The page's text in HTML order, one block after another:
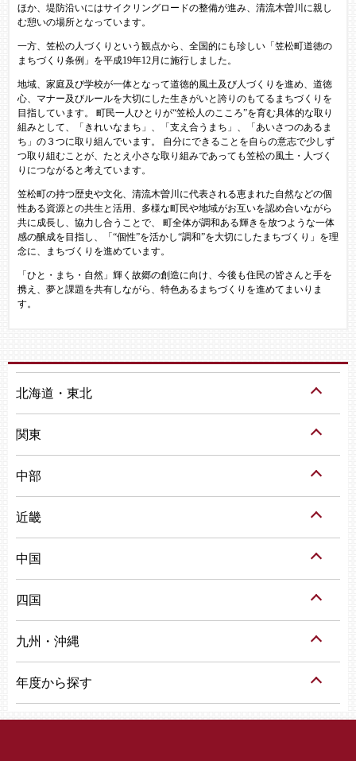
ほか、堤防沿いにはサイクリングロードの整備が進み、清流木曽川に親し
む憩いの場所となっています。
一方、笠松の人づくりという観点から、全国的にも珍しい「笠松町道徳の
まちづくり条例」を平成19年12月に施行しました。
地域、家庭及び学校が一体となって道徳的風土及び人づくりを進め、道徳
心、マナー及びルールを大切にした生きがいと誇りのもてるまちづくりを
目指しています。 町民一人ひとりが“笠松人のこころ”を育む具体的な取り
組みとして、「きれいなまち」、「支え合うまち」、「あいさつのあるま
ち」の３つに取り組んでいます。 自分にできることを自らの意志で少しず
つ取り組むことが、たとえ小さな取り組みであっても笠松の風土・人づく
りにつながると考えています。
笠松町の持つ歴史や文化、清流木曽川に代表される恵まれた自然などの個
性ある資源との共生と活用、多様な町民や地域がお互いを認め合いながら
共に成長し、協力し合うことで、 町全体が調和ある輝きを放つような一体
感の醸成を目指し、「“個性”を活かし“調和”を大切にしたまちづくり」を理
念に、まちづくりを進めています。
「ひと・まち・自然」輝く故郷の創造に向け、今後も住民の皆さんと手を
携え、夢と課題を共有しながら、特色あるまちづくりを進めてまいりま
す。
北海道・東北
関東
中部
近畿
中国
四国
九州・沖縄
年度から探す